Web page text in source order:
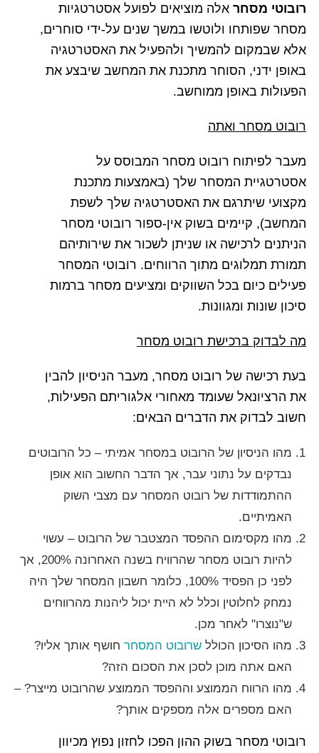
רובוטי מסחר אלה מוציאים לפועל אסטרטגיות
מסחר שפותחו ולוטשו במשך שנים על-ידי סוחרים,
אלא שבמקום להמשיך ולהפעיל את האסטרטגיה
באופן ידני, הסוחר מתכנת את המחשב שיבצע את
הפעולות באופן ממוחשב.
רובוט מסחר ואתה
מעבר לפיתוח רובוט מסחר המבוסס על
אסטרטגיית המסחר שלך (באמצעות מתכנת
מקצועי שיתרגם את האסטרטגיה שלך לשפת
המחשב), קיימים בשוק אין-ספור רובוטי מסחר
הניתנים לרכישה או שניתן לשכור את שירותיהם
תמורת תמלוגים מתוך הרווחים. רובוטי המסחר
פעילים כיום בכל השווקים ומציעים מסחר ברמות
סיכון שונות ומגוונות.
מה לבדוק ברכישת רובוט מסחר
בעת רכישה של רובוט מסחר, מעבר הניסיון להבין
את הרציונאל שעומד מאחורי אלגוריתם הפעילות,
חשוב לבדוק את הדברים הבאים:
מהו הניסיון של הרובוט במסחר אמיתי – כל הרובוטים
נבדקים על נתוני עבר, אך הדבר החשוב הוא אופן
ההתמודדות של רובוט המסחר עם מצבי השוק
האמיתיים.
מהו מקסימום ההפסד המצטבר של הרובוט – עשוי
להיות רובוט מסחר שהרוויח בשנה האחרונה 200%, אך
לפני כן הפסיד 100%, כלומר חשבון המסחר שלך היה
נמחק לחלוטין וכלל לא היית יכול ליהנות מהרווחים
ש"נוצרו" לאחר מכן.
מהו הסיכון הכולל שרובוט המסחר חושף אותך אליו?
האם אתה מוכן לסכן את הסכום הזה?
מהו הרווח הממוצע וההפסד הממוצע שהרובוט מייצר? –
האם מספרים אלה מספקים אותך?
רובוטי מסחר בשוק ההון הפכו לחזון נפוץ מכיוון